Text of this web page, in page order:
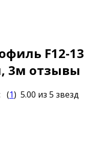
F12-13
3м отзывы
(1) 5.00 из 5 звезд